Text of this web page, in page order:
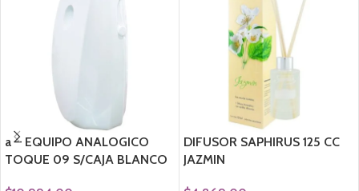
a – EQUIPO ANALOGICO
TOQUE 09 S/CAJA BLANCO
DIFUSOR SAPHIRUS 125 CC
JAZMIN